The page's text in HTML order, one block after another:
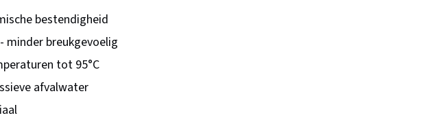
bestendigheid
minder breukgevoelig
tot 95°C
afvalwater